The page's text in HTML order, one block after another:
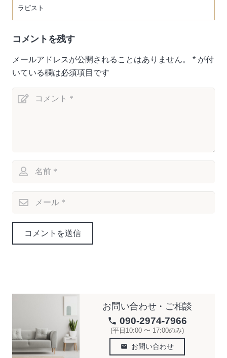
ラピスト
コメントを残す
メールアドレスが公開されることはありません。 * が付
いている欄は必須項目です
コメントを送信
お問い合わせ・ご相談
phone 090-2974-7966
(平日10:00 〜 17:00のみ)
email お問い合わせ